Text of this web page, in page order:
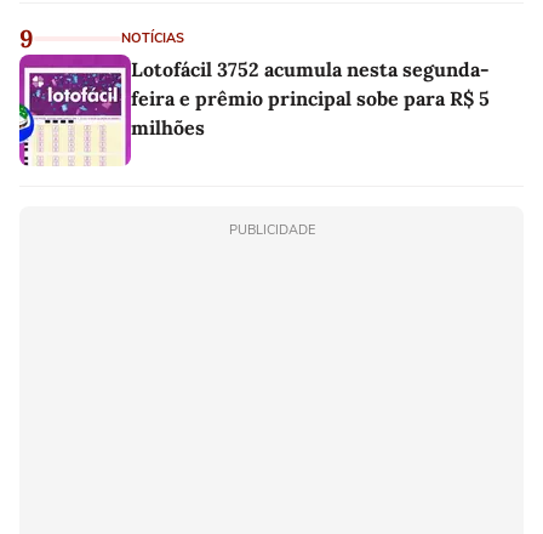
9 NOTÍCIAS
Lotofácil 3752 acumula nesta segunda-
feira e prêmio principal sobe para R$ 5
milhões
PUBLICIDADE